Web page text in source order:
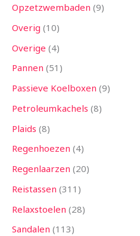
Opzetzwembaden 9
Overig 10
Overige 4
Pannen 51
Passieve Koelboxen 9
Petroleumkachels 8
Plaids 8
Regenhoezen 4
Regenlaarzen 20
Reistassen 311
Relaxstoelen 28
Sandalen 113